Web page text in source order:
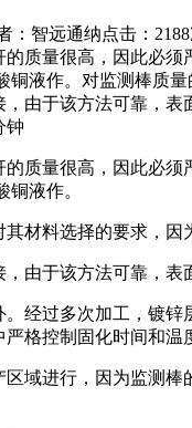
：智远通纳点击：
质量很高，因此必
铜液作。对监测棒质
由于该方法可靠，
钟
量很高，因此必须
铜液作。
料选择的要求，因
于该方法可靠，表
过多次加工，镀锌
格控制固化时间和
区域进行，因为监测